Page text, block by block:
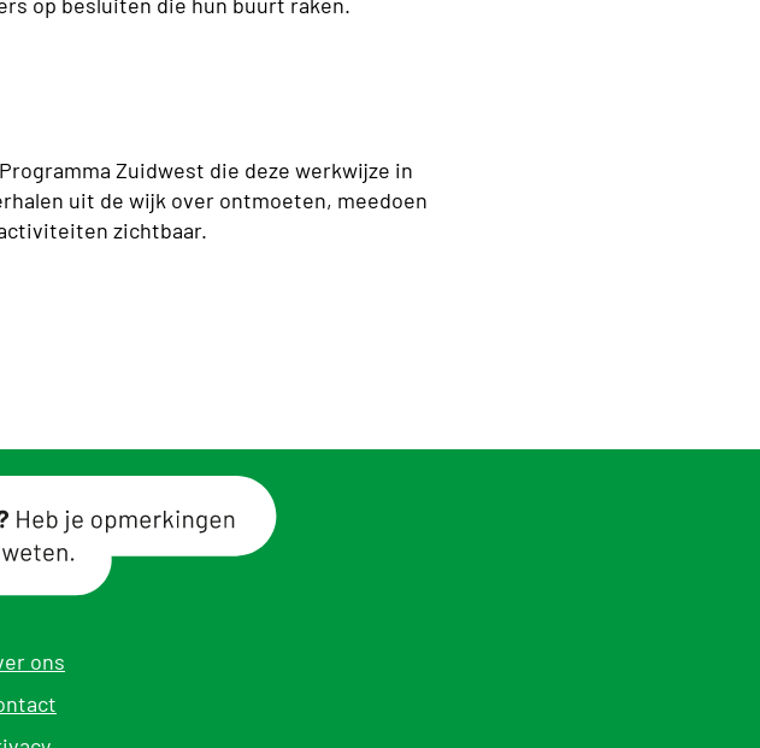
Zuidwest die deze werkwijze in
uit de wijk over ontmoeten, meedoen
zichtbaar.
ons